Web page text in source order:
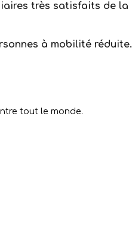
très satisfaits de la
à mobilité réduite.
tout le monde.